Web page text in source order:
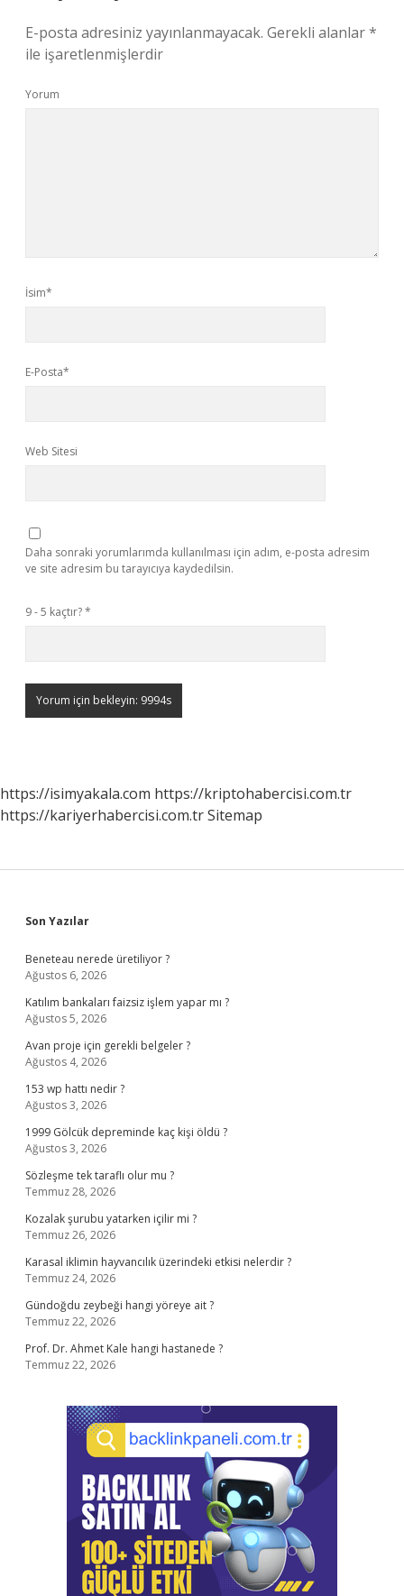
E-posta adresiniz yayınlanmayacak. Gerekli alanlar*
ile işaretlenmişlerdir
Yorum
İsim*
E-Posta*
Web Sitesi
Daha sonraki yorumlarımda kullanılması için adım, e-posta adresim
ve site adresim bu tarayıcıya kaydedilsin.
9 - 5 kaçtır?*
https://isimyakala.com https://kriptohabercisi.com.tr
https://kariyerhabercisi.com.trSitemap
Sidebar
Son Yazılar
Beneteau nerede üretiliyor ?
Ağustos 6, 2026
Katılım bankaları faizsiz işlem yapar mı ?
Ağustos 5, 2026
Avan proje için gerekli belgeler ?
Ağustos 4, 2026
153 wp hattı nedir ?
Ağustos 3, 2026
1999 Gölcük depreminde kaç kişi öldü ?
Ağustos 3, 2026
Sözleşme tek taraflı olur mu ?
Temmuz 28, 2026
Kozalak şurubu yatarken içilir mi ?
Temmuz 26, 2026
Karasal iklimin hayvancılık üzerindeki etkisi nelerdir ?
Temmuz 24, 2026
Gündoğdu zeybeği hangi yöreye ait ?
Temmuz 22, 2026
Prof. Dr. Ahmet Kale hangi hastanede ?
Temmuz 22, 2026